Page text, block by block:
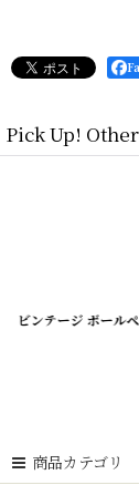
Pick Up!
[
商品カテゴリ